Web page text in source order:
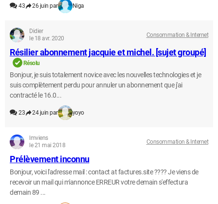
43 26 juin par Niga
Didier
le 18 avr. 2020
Consommation & Internet
Résilier abonnement jacquie et michel. [sujet groupé]
Résolu
Bonjour, je suis totalement novice avec les nouvelles technologies et je
suis complètement perdu pour annuler un abonnement que j'ai
contracté le 16.0...
23 24 juin par yoyo
lmviens
le 21 mai 2018
Consommation & Internet
Prélèvement inconnu
Bonjour, voici l'adresse mail : contact at factures.site ???? Je viens de
recevoir un mail qui m'annonce ERREUR votre demain s'effectura
demain 89 ...